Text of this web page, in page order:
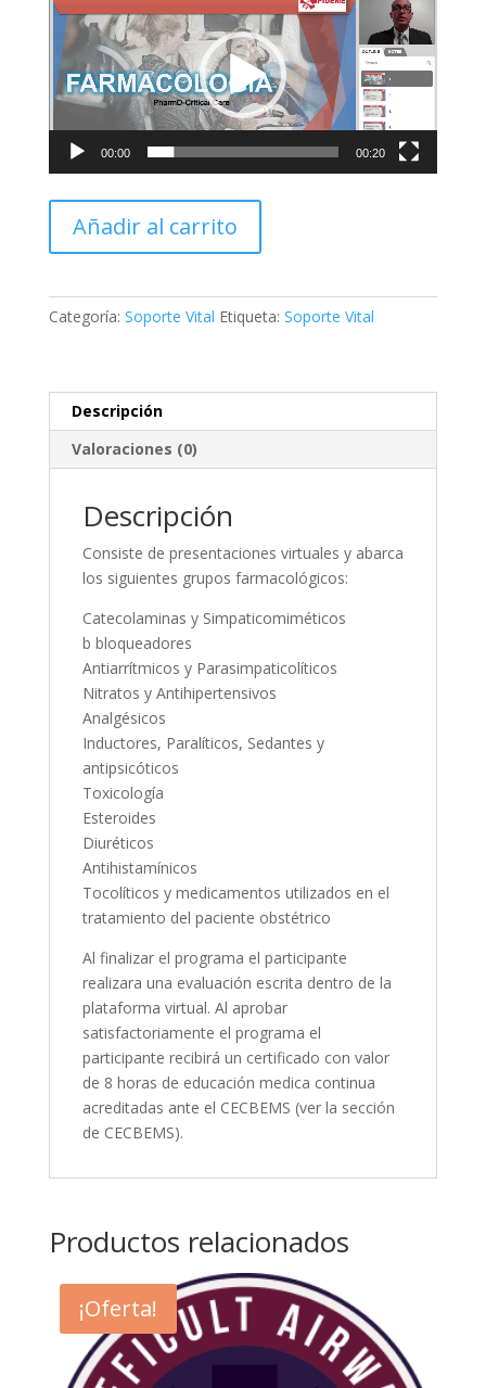
de
vídeo
00:00 00:20
Critical
Care
Añadir al carrito
Categoría: Soporte Vital Etiqueta: Soporte Vital
Descripción
Valoraciones (0)
Descripción
Consiste de presentaciones virtuales y abarca
los siguientes grupos farmacológicos:
Catecolaminas y Simpaticomiméticos
b bloqueadores
Antiarrítmicos y Parasimpaticolíticos
Nitratos y Antihipertensivos
Analgésicos
Inductores, Paralíticos, Sedantes y
antipsicóticos
Toxicología
Esteroides
Diuréticos
Antihistamínicos
Tocolíticos y medicamentos utilizados en el
tratamiento del paciente obstétrico
Al finalizar el programa el participante
realizara una evaluación escrita dentro de la
plataforma virtual. Al aprobar
satisfactoriamente el programa el
participante recibirá un certificado con valor
de 8 horas de educación medica continua
acreditadas ante el CECBEMS (ver la sección
de CECBEMS).
Productos relacionados
¡Oferta!